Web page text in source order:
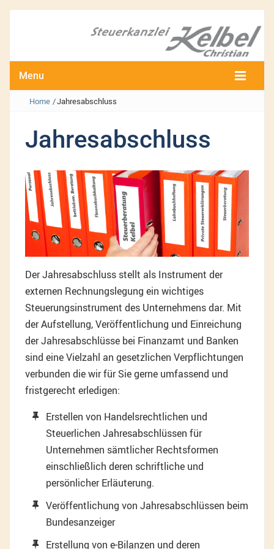
Menu
Home /Jahresabschluss
Jahresabschluss
Der Jahresabschluss stellt als Instrument der
externen Rechnungslegung ein wichtiges
Steuerungsinstrument des Unternehmens dar. Mit
der Aufstellung, Veröffentlichung und Einreichung
der Jahresabschlüsse bei Finanzamt und Banken
sind eine Vielzahl an gesetzlichen Verpflichtungen
verbunden die wir für Sie gerne umfassend und
fristgerecht erledigen:
Erstellen von Handelsrechtlichen und
Steuerlichen Jahresabschlüssen für
Unternehmen sämtlicher Rechtsformen
einschließlich deren schriftliche und
persönlicher Erläuterung.
Veröffentlichung von Jahresabschlüssen beim
Bundesanzeiger
Erstellung von e-Bilanzen und deren